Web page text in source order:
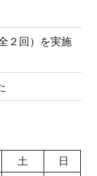
２回）を実施
土
日